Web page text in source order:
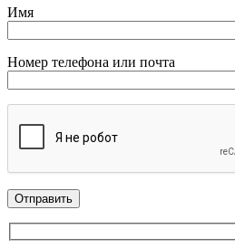
Имя
Номер телефона или почта